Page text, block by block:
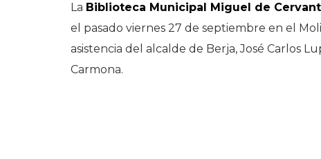
La Biblioteca Municipal Miguel de
el pasado viernes 27 de septiembre en el
asistencia del alcalde de Berja, José Carlos
Carmona.